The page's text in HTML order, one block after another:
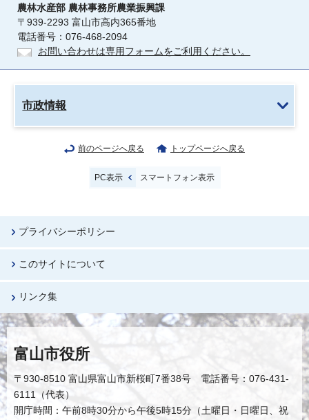
農林水産部 農林事務所農業振興課
〒939-2293 富山市高内365番地
電話番号：076-468-2094
お問い合わせは専用フォームをご利用ください。
市政情報
前のページへ戻る トップページへ戻る
PC表示 スマートフォン表示
プライバシーポリシー
このサイトについて
リンク集
富山市役所
〒930-8510 富山県富山市新桜町7番38号 電話番号：076-431-
6111（代表）
開庁時間：午前8時30分から午後5時15分（土曜日・日曜日、祝